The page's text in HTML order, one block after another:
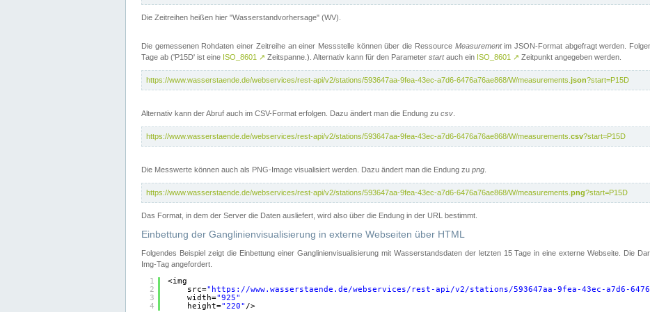
Die Zeitreihen heißen hier "Wasserstandvorhersage" (WV).
Die gemessenen Rohdaten einer Zeitreihe an einer Messstelle können über die Ressource Measurementim JSON-Format abgefragt werden.
Tage ab ('P15D' ist eine ISO_8601 ↗ Zeitspanne.). Alternativ kann für den Parameter startauch ein ISO_8601 ↗ Zeitpunkt angegeben werden.
https://www.wasserstaende.de/webservices/rest-api/v2/stations/593647aa-9fea-43ec-a7d6-6476a76ae868/W/measurements. json?start=P15D
Alternativ kann der Abruf auch im CSV-Format erfolgen. Dazu ändert man die Endung zu csv
https://www.wasserstaende.de/webservices/rest-api/v2/stations/593647aa-9fea-43ec-a7d6-6476a76ae868/W/measurements. csv?start=P15D
Die Messwerte können auch als PNG-Image visualisiert werden. Dazu ändert man die Endung zu png
https://www.wasserstaende.de/webservices/rest-api/v2/stations/593647aa-9fea-43ec-a7d6-6476a76ae868/W/measurements. png?start=P15D
Das Format, in dem der Server die Daten ausliefert, wird also über die Endung in der URL bestimmt.
Einbettung der Ganglinienvisualisierung in externe Webseiten über HTML
Folgendes Beispiel zeigt die Einbettung einer Ganglinienvisualisierung mit Wasserstandsdaten der letzten 15 Tage in eine externe Webseite. Die
Img-Tag angefordert.
1
2
3
4
<img
src=" https://www.wasserstaende.de/webservices/rest-api/v2/stations/593647aa-9fea-43ec-a7d6-
width="925"
height="220" />